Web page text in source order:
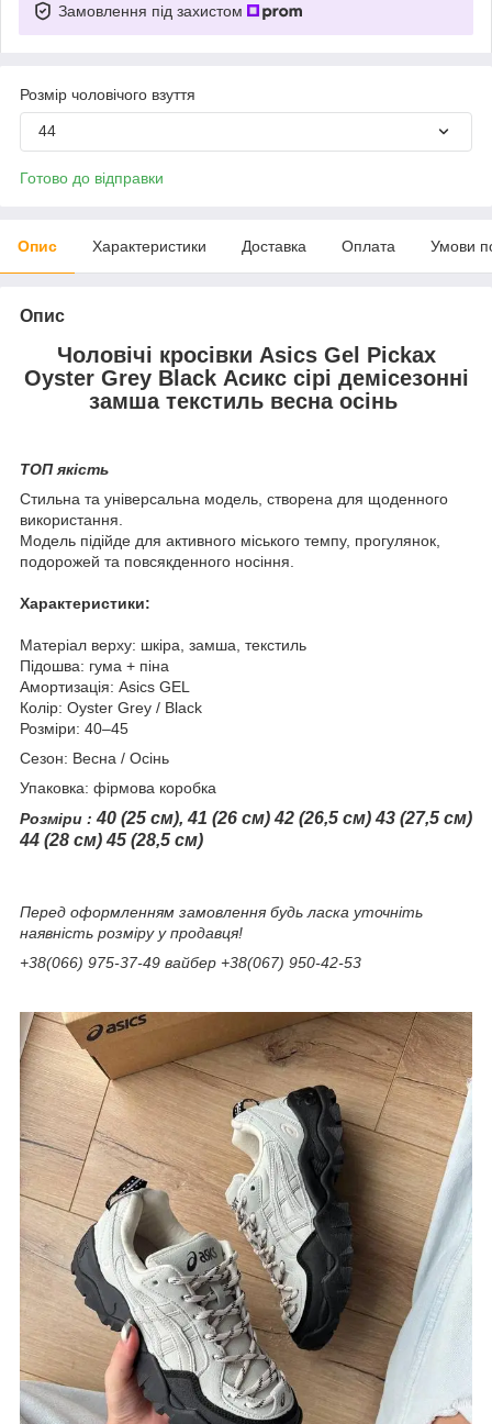
Замовлення під захистом
Розмір чоловічого взуття
44
Готово до відправки
Опис Характеристики Доставка Оплата Умови
Опис
Чоловічі кросівки Asics Gel Pickax
Oyster Grey Black Асикс сірі демісезонні
замша текстиль весна осінь
ТОП якість
Стильна та універсальна модель, створена для щоденного
використання.
Модель підійде для активного міського темпу, прогулянок,
подорожей та повсякденного носіння.
Характеристики:
Матеріал верху: шкіра, замша, текстиль
Підошва: гума + піна
Амортизація: Asics GEL
Колір: Oyster Grey / Black
Розміри: 40–45
Сезон: Весна / Осінь
Упаковка: фірмова коробка
Розміри :40 (25 см),41 (26 см) 42 (26,5 см) 43 (27,5 см)
44 (28 см) 45 (28,5 см)
Перед оформленням замовлення будь ласка уточніть
наявність розміру у продавця!
+38(066) 975-37-49 вайбер +38(067) 950-42-53